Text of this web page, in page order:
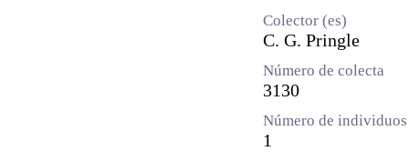
Colector (es)
C. G. Pringle
Número de colecta
3130
Número de
1